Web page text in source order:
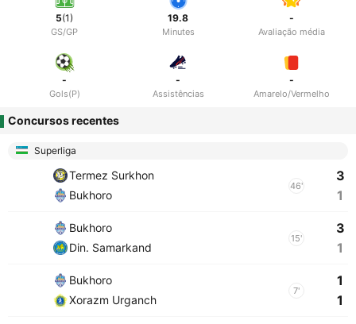
5(1)
GS/GP
19.8
Minutes
-
Avaliação média
-
Gols(P)
-
Assistências
-
Amarelo/Vermelho
Concursos recentes
Superliga
Termez Surkhon
Bukhoro
46'
3
1
Bukhoro
Din. Samarkand
15'
3
1
Bukhoro
Xorazm Urganch
7'
1
1